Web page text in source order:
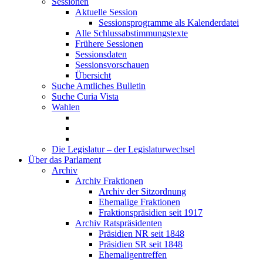
Aktuelle Session
Sessionsprogramme als Kalenderdatei
Alle Schlussabstimmungstexte
Frühere Sessionen
Sessionsdaten
Sessionsvorschauen
Übersicht
Suche Amtliches Bulletin
Suche Curia Vista
Wahlen
Die Legislatur – der Legislaturwechsel
Über das Parlament
Archiv
Archiv Fraktionen
Archiv der Sitzordnung
Ehemalige Fraktionen
Fraktionspräsidien seit 1917
Archiv Ratspräsidenten
Präsidien NR seit 1848
Präsidien SR seit 1848
Ehemaligentreffen